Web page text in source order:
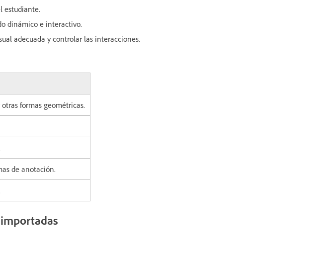
estudiante.
dinámico e interactivo.
adecuada y controlar las interacciones.
formas geométricas.
de anotación.